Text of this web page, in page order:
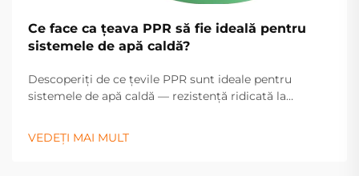
Ce face ca țeava PPR să fie ideală pentru
sistemele de apă caldă?
Descoperiți de ce țevile PPR sunt ideale pentru
sistemele de apă caldă — rezistență ridicată la
VEDEȚI MAI MULT